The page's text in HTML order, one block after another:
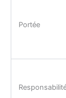
Portée